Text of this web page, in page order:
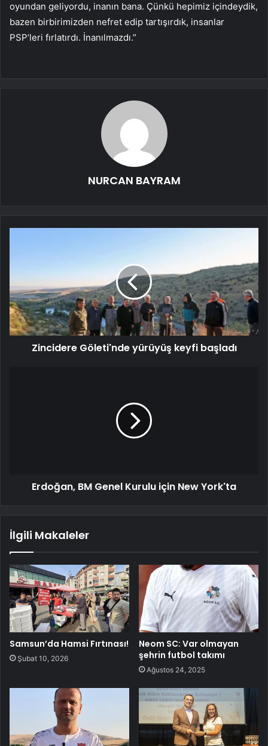
oyundan geliyordu, inanın bana. Çünkü hepimiz içindeydik,
bazen birbirimizden nefret edip tartışırdık, insanlar
PSP’leri fırlatırdı. İnanılmazdı.”
NURCAN BAYRAM
Zincidere Göleti'nde yürüyüş keyfi başladı
Erdoğan, BM Genel Kurulu için New York'ta
İlgili Makaleler
Samsun’da Hamsi Fırtınası!
Şubat 10, 2026
Neom SC: Var olmayan
şehrin futbol takımı
Ağustos 24, 2025